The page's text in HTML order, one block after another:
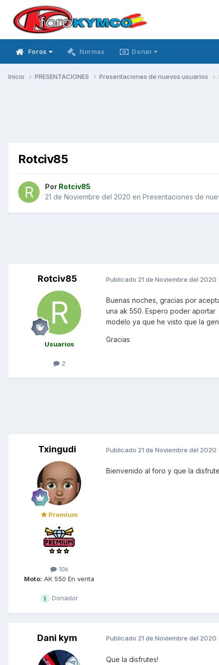
Foros Normas Donar
Inicio PRESENTACIONES Presentaciones de nuevos usuarios
Rotciv85
Por Rotciv85
21 de Noviembre del 2020 en Presentaciones de
Rotciv85
Usuarios
2
Publicado 21 de Noviembre del 2020
Buenas noches, gracias por
una ak 550. Espero poder
modelo ya que he visto que la
Gracias
Txingudi
Premium
10k
Moto: AK 550 En venta
Donador
Publicado 21 de Noviembre del 2020
Bienvenido al foro y que la
Dani kym Publicado 21 de Noviembre del 2020
Que la disfrutes!